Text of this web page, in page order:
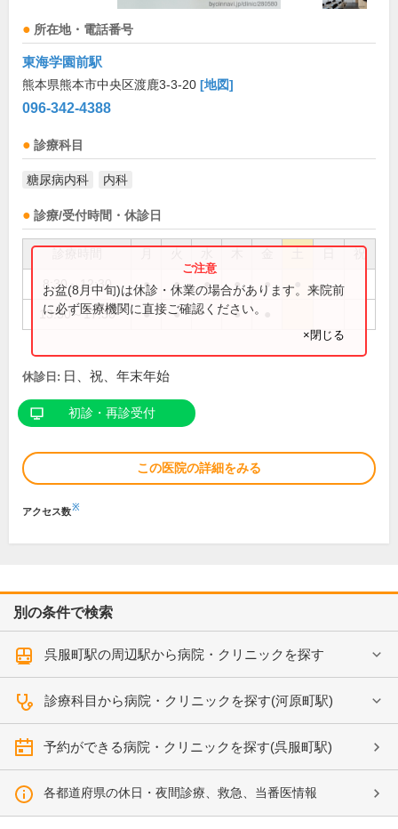
所在地・電話番号
東海学園前駅
熊本県熊本市中央区渡鹿3-3-20 [地図]
096-342-4388
診療科目
糖尿病内科 内科
診療/受付時間・休診日
祝
8:30～12:30 ● ● ● ● ●
13:30～17:30 ● ● ●
お盆(8月中旬)は休診・休業の場合があります。来院前
に必ず医療機関に直接ご確認ください。
×閉じる
休診日: 日、祝、年末年始
初診・再診受付
この医院の詳細をみる
アクセス数※
別の条件で検索
呉服町駅の周辺駅から病院・クリニックを探す
診療科目から病院・クリニックを探す(河原町駅)
予約ができる病院・クリニックを探す(呉服町駅)
各都道府県の休日・夜間診療、救急、当番医情報